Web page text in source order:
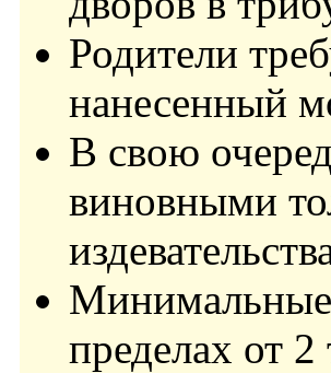
Родители
нанесенный
В свою
виновными
Минимальные
пределах от